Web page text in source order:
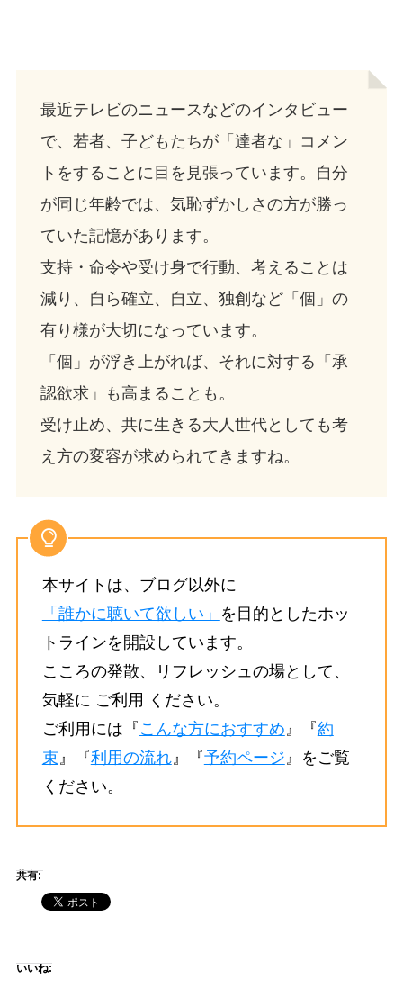
最近テレビのニュースなどのインタビュー
で、若者、子どもたちが「達者な」コメン
トをすることに目を見張っています。自分
が同じ年齢では、気恥ずかしさの方が勝っ
ていた記憶があります。
支持・命令や受け身で行動、考えることは
減り、自ら確立、自立、独創など「個」の
有り様が大切になっています。
「個」が浮き上がれば、それに対する「承
認欲求」も高まることも。
受け止め、共に生きる大人世代としても考
え方の変容が求められてきますね。
本サイトは、ブログ以外に
「誰かに聴いて欲しい」 を目的としたホッ
トラインを開設しています。
こころの発散、リフレッシュの場として、
気軽に ご利用 ください。
ご利用には『 こんな方におすすめ』『約
束』『利用の流れ』『予約ページ』をご覧
ください。
共有:
いいね: